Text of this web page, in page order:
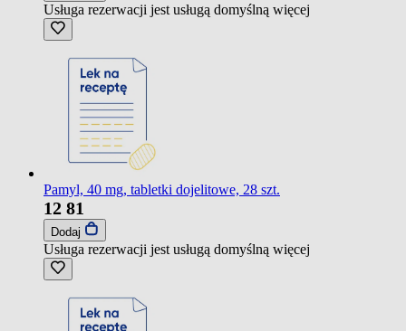
Usługa rezerwacji jest usługą domyślną więcej
Pamyl, 40 mg, tabletki dojelitowe, 28 szt.
12 81
Dodaj
Usługa rezerwacji jest usługą domyślną więcej